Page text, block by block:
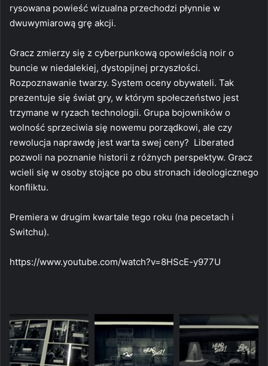
rysowana powieść wizualna przechodzi płynnie w
dwuwymiarową grę akcji.
Gracz zmierzy się z cyberpunkową opowieścią noir o
buncie w niedalekiej, dystopijnej przyszłości.
Rozpoznawanie twarzy. System oceny obywateli. Tak
prezentuje się świat gry, w którym społeczeństwo jest
trzymane w ryzach technologii. Grupa bojowników o
wolność sprzeciwia się nowemu porządkowi, ale czy
rewolucja naprawdę jest warta swej ceny? Liberated
pozwoli na poznanie historii z różnych perspektyw. Gracz
wcieli się w osoby stojące po obu stronach ideologicznego
konfliktu.
Premiera w drugim kwartale tego roku (na pecetach i
Switchu).
https://www.youtube.com/watch?v=8HScE-y977U